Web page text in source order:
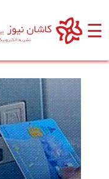
☰
اصلی
فرهنگ